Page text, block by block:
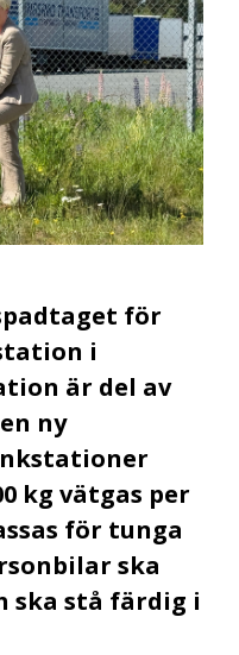
för
i
är del av
ny
kg vätgas per
för tunga
ska
ska stå färdig i